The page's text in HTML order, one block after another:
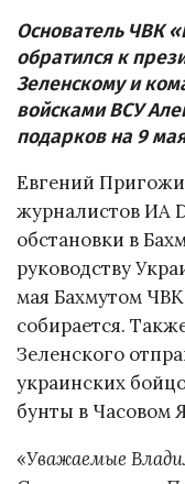
Основатель ЧВК
обратился к
Зеленскому и
войсками ВСУ
подарков на 9
Евгений
журналистов ИА
обстановки в
руководству
мая Бахмутом
собирается.
Зеленского
украинских
бунты в Часовом
«Уважаемые